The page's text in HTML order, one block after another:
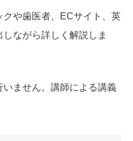
や歯医者、ECサイト、英
ながら詳しく解説しま
ません。講師による講義